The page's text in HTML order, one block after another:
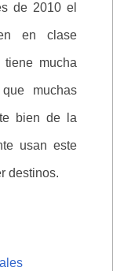
de 2010 el
en clase
mucha
muchas
bien de la
usan este
destinos.